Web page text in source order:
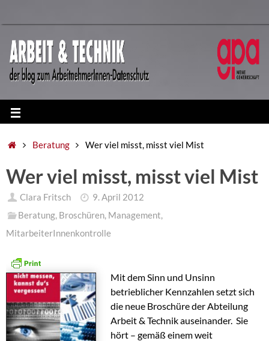
Beratung Wer viel misst, misst viel Mist
Wer viel misst, misst viel Mist
Clara Fritsch
9. April 2012
Beratung, Broschüren, Management,
MitarbeiterInnenkontrolle
Mit dem Sinn und Unsinn
betrieblicher Kennzahlen setzt sich
die neue Broschüre der Abteilung
Arbeit & Technik auseinander. Sie
hört – gemäß einem weit